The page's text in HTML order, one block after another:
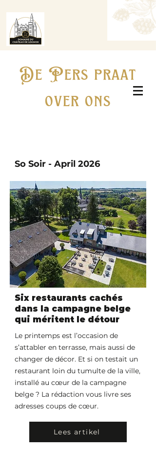
Tafel Reserveren
Boek een kamer
De Pers praat
over ons
So Soir - April 2026
Six restaurants cachés
dans la campagne belge
qui méritent le détour
Le printemps est l’occasion de
s’attabler en terrasse, mais aussi de
changer de décor. Et si on testait un
restaurant loin du tumulte de la ville,
installé au cœur de la campagne
belge ? La rédaction vous livre ses
adresses coups de cœur.
Lees artikel